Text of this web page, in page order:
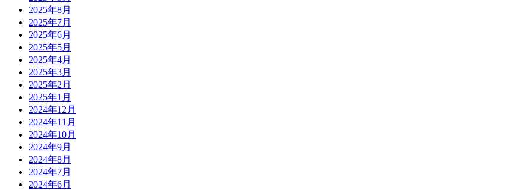
2025年8月
2025年7月
2025年6月
2025年5月
2025年4月
2025年3月
2025年2月
2025年1月
2024年12月
2024年11月
2024年10月
2024年9月
2024年8月
2024年7月
2024年6月